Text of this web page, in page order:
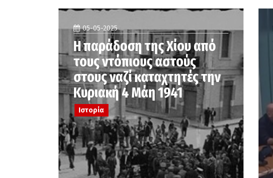
05-05-2025
Η παράδοση της Χίου από
τους ντόπιους αστούς
στους ναζί καταχτητές την
Κυριακή 4 Μάη 1941
Ιστορία